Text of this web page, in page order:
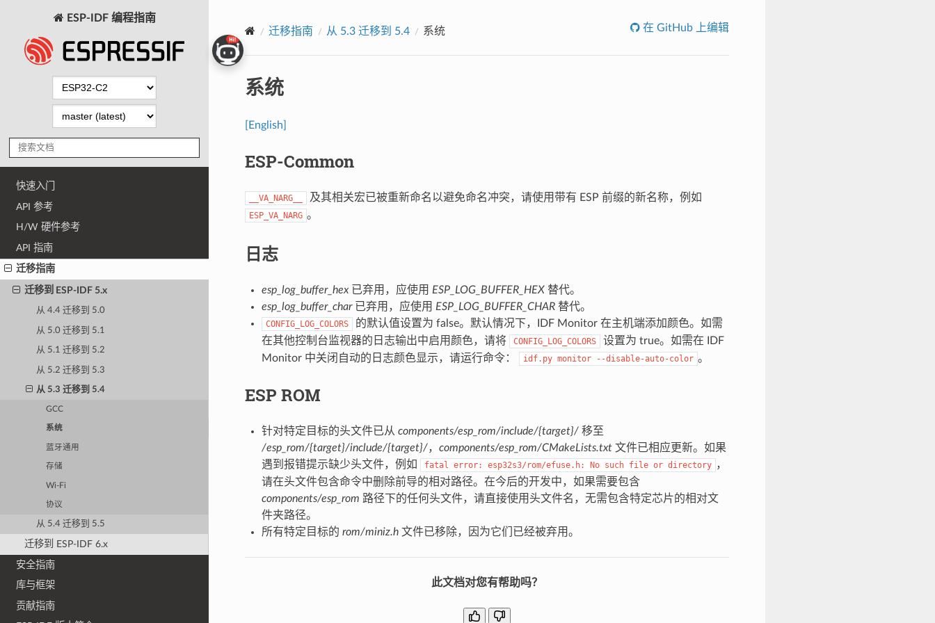
ESP-IDF 编程指南
快速入门
API 参考
H/W 硬件参考
API 指南
迁移指南
迁移到 ESP-IDF 5.x
从 4.4 迁移到 5.0
从 5.0 迁移到 5.1
从 5.1 迁移到 5.2
从 5.2 迁移到 5.3
从 5.3 迁移到 5.4
GCC
系统
蓝牙通用
存储
Wi-Fi
协议
从 5.4 迁移到 5.5
迁移到 ESP-IDF 6.x
安全指南
库与框架
贡献指南
迁移指南 从 5.3 迁移到 5.4 系统 在 GitHub 上编辑
系统
[English]
ESP-Common
__VA_NARG__ 及其相关宏已被重新命名以避免命名冲突，请使用带有 ESP 前缀的新名称，例如
ESP_VA_NARG 。
日志
esp_log_buffer_hex已弃用，应使用 ESP_LOG_BUFFER_HEX替代。
esp_log_buffer_char已弃用，应使用 ESP_LOG_BUFFER_CHAR替代。
CONFIG_LOG_COLORS
的默认值设置为 false。默认情况下，IDF Monitor 在主机端添加颜色。如需
在其他控制台监视器的日志输出中启用颜色，请将
CONFIG_LOG_COLORS
设置为 true。如需在 IDF
Monitor 中关闭自动的日志颜色显示，请运行命令：
idf.py monitor --disable-auto-color 。
ESP ROM
针对特定目标的头文件已从 components/esp_rom/include/{target}/移至
/esp_rom/{target}/include/{target}/， components/esp_rom/CMakeLists.txt文件已相应更新。如果
遇到报错提示缺少头文件，例如
fatal error: esp32s3/rom/efuse.h: No such file or directory ，
请在头文件包含命令中删除前导的相对路径。在今后的开发中，如果需要包含
components/esp_rom 路径下的任何头文件，请直接使用头文件名，无需包含特定芯片的相对文
件夹路径。
所有特定目标的 rom/miniz.h文件已移除，因为它们已经被弃用。
此文档对您有帮助吗？